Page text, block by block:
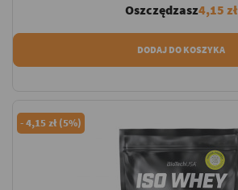
Oszczędzasz4,15 zł
DODAJ DO KOSZYKA
-4,15 zł (5%)